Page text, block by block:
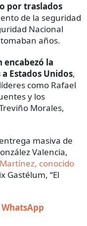
por traslados
de la seguridad
Nacional
años.
encabezó la
Estados Unidos,
como Rafael
y los
Morales,
masiva de
Valencia,
conocido
Gastélum, “El